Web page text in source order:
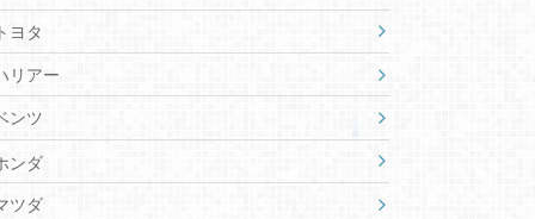
トヨタ
リアー
ンツ
ンダ
ツダ